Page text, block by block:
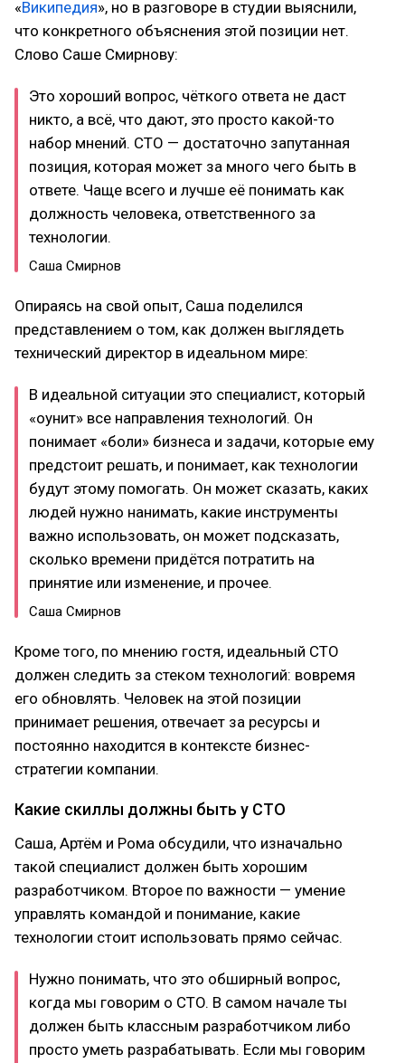
«Википедия», но в разговоре в студии выяснили,
что конкретного объяснения этой позиции нет.
Слово Саше Смирнову:
Это хороший вопрос, чёткого ответа не даст
никто, а всё, что дают, это просто какой-то
набор мнений. CTO — достаточно запутанная
позиция, которая может за много чего быть в
ответе. Чаще всего и лучше её понимать как
должность человека, ответственного за
технологии.
Саша Смирнов
Опираясь на свой опыт, Саша поделился
представлением о том, как должен выглядеть
технический директор в идеальном мире:
В идеальной ситуации это специалист, который
«оунит» все направления технологий. Он
понимает «боли» бизнеса и задачи, которые ему
предстоит решать, и понимает, как технологии
будут этому помогать. Он может сказать, каких
людей нужно нанимать, какие инструменты
важно использовать, он может подсказать,
сколько времени придётся потратить на
принятие или изменение, и прочее.
Саша Смирнов
Кроме того, по мнению гостя, идеальный CTO
должен следить за стеком технологий: вовремя
его обновлять. Человек на этой позиции
принимает решения, отвечает за ресурсы и
постоянно находится в контексте бизнес-
стратегии компании.
Какие скиллы должны быть у CTO
Саша, Артём и Рома обсудили, что изначально
такой специалист должен быть хорошим
разработчиком. Второе по важности — умение
управлять командой и понимание, какие
технологии стоит использовать прямо сейчас.
Нужно понимать, что это обширный вопрос,
когда мы говорим о CTO. В самом начале ты
должен быть классным разработчиком либо
просто уметь разрабатывать. Если мы говорим